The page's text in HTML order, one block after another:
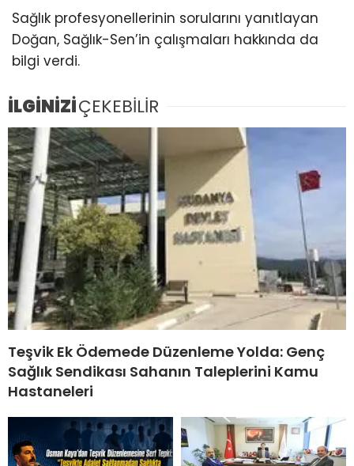
Sağlık profesyonellerinin sorularını yanıtlayan
Doğan, Sağlık-Sen’in çalışmaları hakkında da
bilgi verdi.
İLGİNİZİÇEKEBİLİR
Teşvik Ek Ödemede Düzenleme Yolda: Genç
Sağlık Sendikası Sahanın Taleplerini Kamu
Hastaneleri